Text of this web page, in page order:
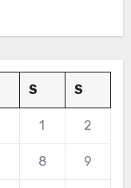
S S
1 2
8 9